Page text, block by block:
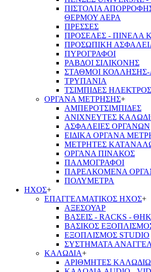
ΠΙΣΤΟΛΙΑ
ΘΕΡΜΟΥ ΑΕΡΑ
ΠΡΕΣΣΕΣ
ΠΡΟΣΕΛΕΣ - ΠΙΝΕΛΑ
ΠΡΟΣΩΠΙΚΗ
ΠΥΡΟΓΡΑΦΟΙ
ΡΑΒΔΟΙ ΣΙΛΙΚΟΝΗΣ
ΣΤΑΘΜΟΙ
ΤΡΥΠΑΝΙΑ
ΤΣΙΜΠΙΔΕΣ
ΟΡΓΑΝΑ ΜΕΤΡΗΣΗΣ+
ΑΜΠΕΡΟΤΣΙΜΠΙΔΕΣ
ΑΝΙΧΝΕΥΤΕΣ
ΑΣΦΑΛΕΙΕΣ ΟΡΓΑΝΩΝ
ΕΙΔΙΚΑ ΟΡΓΑΝΑ
ΜΕΤΡΗΤΕΣ
ΟΡΓΑΝΑ ΠΙΝΑΚΟΣ
ΠΑΛΜΟΓΡΑΦΟΙ
ΠΑΡΕΛΚΟΜΕΝΑ
ΠΟΛΥΜΕΤΡΑ
ΗΧΟΣ+
ΕΠΑΓΓΕΛΜΑΤΙΚΟΣ ΗΧΟΣ+
ΑΞΕΣΟΥΑΡ
ΒΑΣΕΙΣ - RACKS -
ΒΑΣΙΚΟΣ
ΕΞΟΠΛΙΣΜΟΣ STUDIO
ΣΥΣΤΗΜΑΤΑ
ΚΑΛΩΔΙΑ+
ΑΡΙΘΜΗΤΕΣ